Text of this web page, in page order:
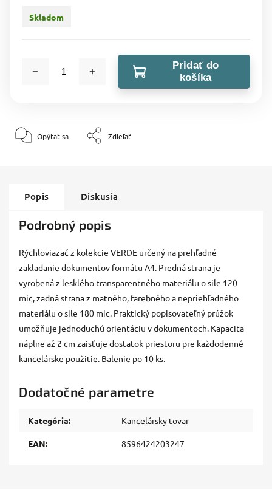
Skladom
Pridať do
košíka
Opýtať sa Zdieľať
Popis Diskusia
Podrobný popis
Rýchloviazač z kolekcie VERDE určený na prehľadné
zakladanie dokumentov formátu A4. Predná strana je
vyrobená z lesklého transparentného materiálu o sile 120
mic, zadná strana z matného, ​​farebného a nepriehľadného
materiálu o sile 180 mic. Praktický popisovateľný prúžok
umožňuje jednoduchú orientáciu v dokumentoch. Kapacita
náplne až 2 cm zaisťuje dostatok priestoru pre každodenné
kancelárske použitie. Balenie po 10 ks.
Dodatočné parametre
Kategória: Kancelársky tovar
EAN: 8596424203247